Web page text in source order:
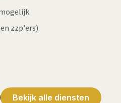
zzp'ers)
Bekijk alle diensten